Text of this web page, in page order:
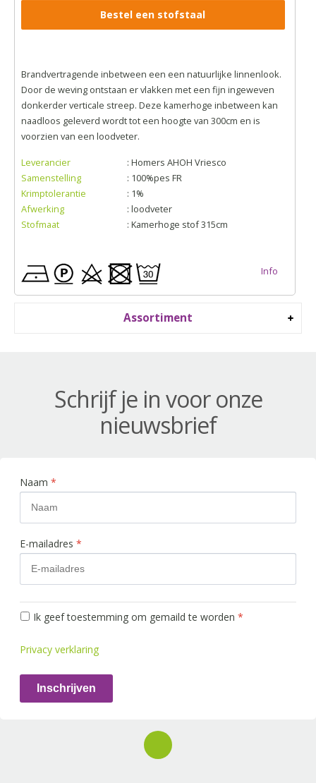
Assortiment
Bestel een stofstaal
Brandvertragende inbetween een een natuurlijke linnenlook.
Door de weving ontstaan er vlakken met een fijn ingeweven
donkerder verticale streep. Deze kamerhoge inbetween kan
naadloos geleverd wordt tot een hoogte van 300cm en is
voorzien van een loodveter.
Leverancier
: Homers AHOH Vriesco
Samenstelling
: 100%pes FR
Krimptolerantie
: 1%
Afwerking
: loodveter
Stofmaat
: Kamerhoge stof 315cm
Info
Schrijf je in voor onze
nieuwsbrief
Naam *
E-mailadres *
Ik geef toestemming om gemaild te worden *
Privacy verklaring
Inschrijven